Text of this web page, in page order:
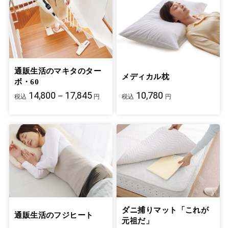
通販生活のマキタのター
ボ・60
税込 14,800－17,845 円
メディカル枕
税込 10,780 円
通販生活のフジヒート
ダニ捕りマット「これが
元祖だ」